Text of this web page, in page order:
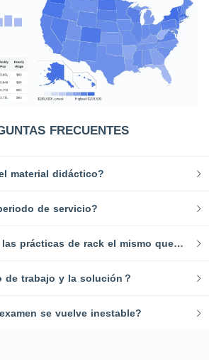
FRECUENTES
material didáctico?
de servicio?
3.¿Es el entorno de las prácticas de rack el mismo que el del examen?
de trabajo y la solución？
se vuelve inestable?